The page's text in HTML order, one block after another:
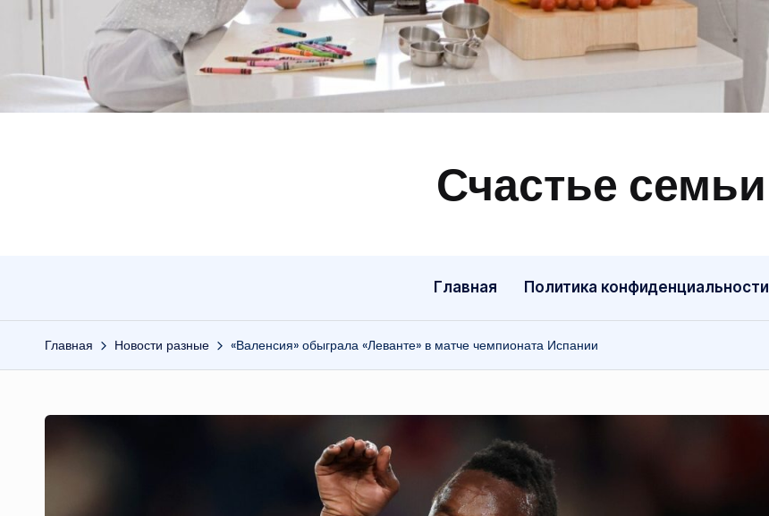
Счастье семьи
Быт,
Главная Политика конфиденциальности
Главная Новости разные «Валенсия» обыграла «Леванте» в матче чемпионата Испании